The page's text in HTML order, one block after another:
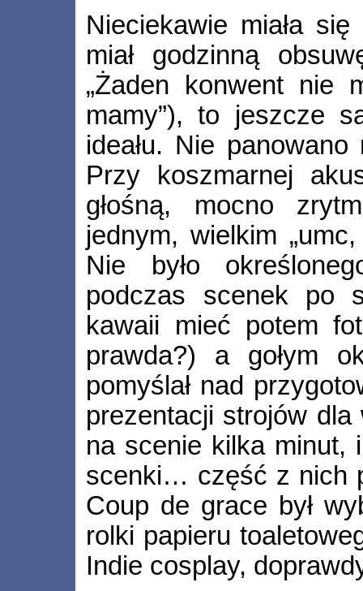
Nieciekawie miała
miał godzinną
„Żaden konwent
mamy”), to jeszcze
ideału. Nie
Przy koszmarnej
głośną, mocno
jednym, wielkim
Nie było
podczas scenek po
kawaii mieć potem
prawda?) a gołym
pomyślał nad
prezentacji strojów
na scenie kilka minut,
scenki… część z nich
Coup de grace był
rolki papieru
Indie cosplay,